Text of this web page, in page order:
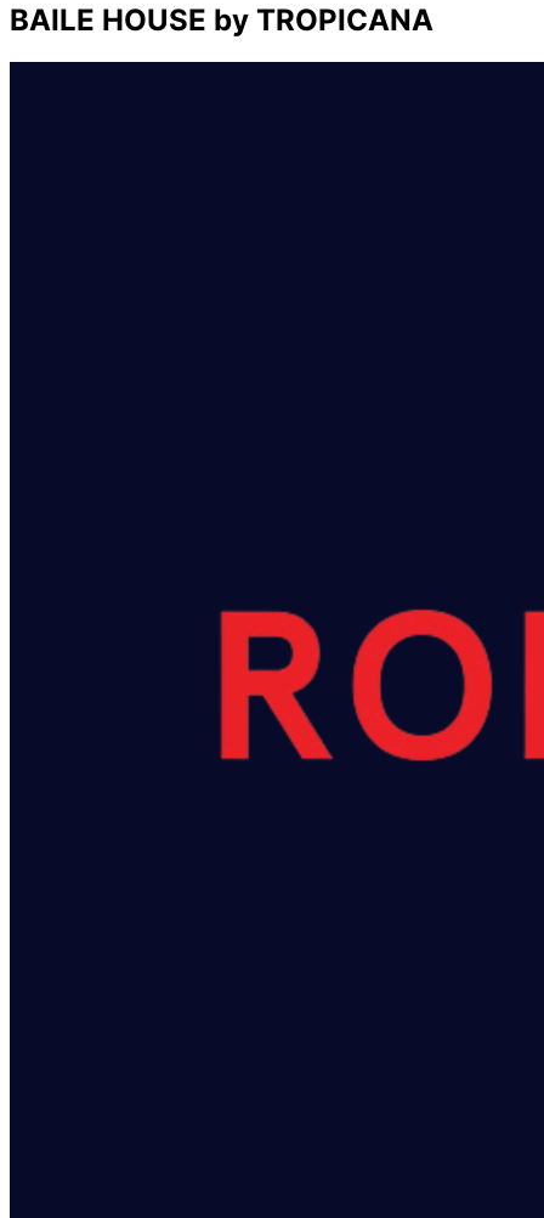
BAILE HOUSE by TROPICANA